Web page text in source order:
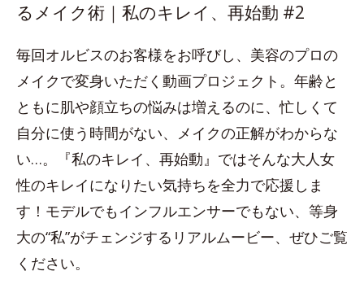
るメイク術｜私のキレイ、再始動 #2
毎回オルビスのお客様をお呼びし、美容のプロの
メイクで変身いただく動画プロジェクト。年齢と
ともに肌や顔立ちの悩みは増えるのに、忙しくて
自分に使う時間がない、メイクの正解がわからな
い…。『私のキレイ、再始動』ではそんな大人女
性のキレイになりたい気持ちを全力で応援しま
す！モデルでもインフルエンサーでもない、等身
大の“私”がチェンジするリアルムービー、ぜひご覧
ください。